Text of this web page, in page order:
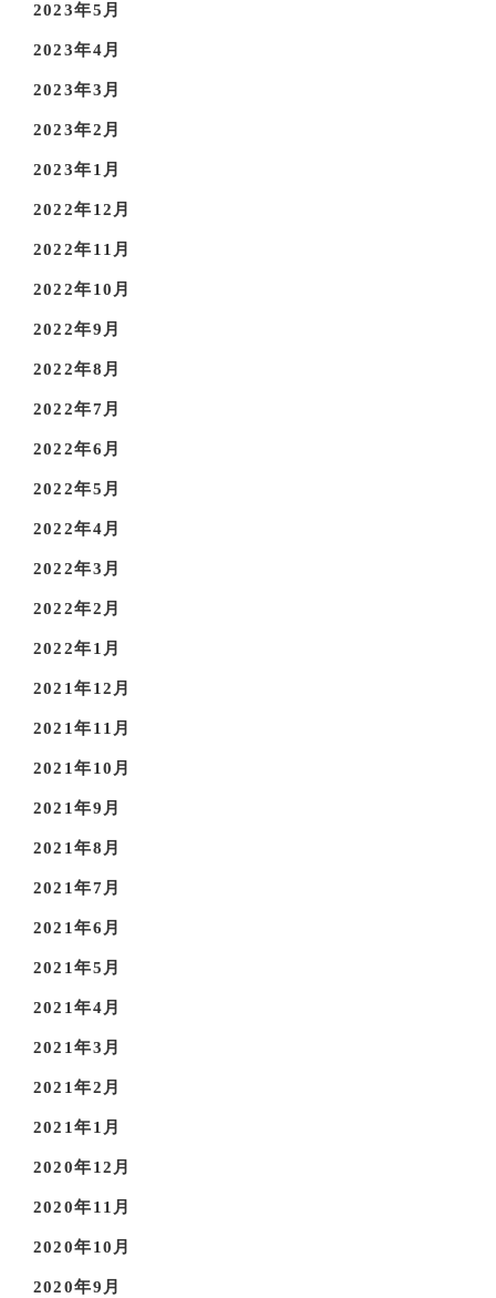
2023年5月
2023年4月
2023年3月
2023年2月
2023年1月
2022年12月
2022年11月
2022年10月
2022年9月
2022年8月
2022年7月
2022年6月
2022年5月
2022年4月
2022年3月
2022年2月
2022年1月
2021年12月
2021年11月
2021年10月
2021年9月
2021年8月
2021年7月
2021年6月
2021年5月
2021年4月
2021年3月
2021年2月
2021年1月
2020年12月
2020年11月
2020年10月
2020年9月